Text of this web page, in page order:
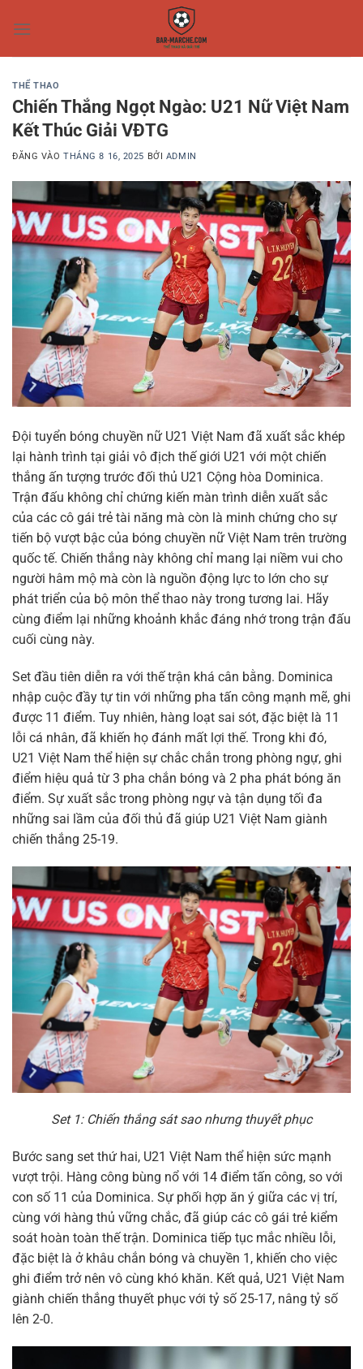
qua
THỂ THAO
Chiến Thắng Ngọt Ngào: U21 Nữ Việt Nam
Kết Thúc Giải VĐTG
ĐĂNG VÀOTHÁNG 8 16, 2025 BỞI ADMIN
Đội tuyển bóng chuyền nữ U21 Việt Nam đã xuất sắc khép
lại hành trình tại giải vô địch thế giới U21 với một chiến
thắng ấn tượng trước đối thủ U21 Cộng hòa Dominica.
Trận đấu không chỉ chứng kiến màn trình diễn xuất sắc
của các cô gái trẻ tài năng mà còn là minh chứng cho sự
tiến bộ vượt bậc của bóng chuyền nữ Việt Nam trên trường
quốc tế. Chiến thắng này không chỉ mang lại niềm vui cho
người hâm mộ mà còn là nguồn động lực to lớn cho sự
phát triển của bộ môn thể thao này trong tương lai. Hãy
cùng điểm lại những khoảnh khắc đáng nhớ trong trận đấu
cuối cùng này.
Set đầu tiên diễn ra với thế trận khá cân bằng. Dominica
nhập cuộc đầy tự tin với những pha tấn công mạnh mẽ, ghi
được 11 điểm. Tuy nhiên, hàng loạt sai sót, đặc biệt là 11
lỗi cá nhân, đã khiến họ đánh mất lợi thế. Trong khi đó,
U21 Việt Nam thể hiện sự chắc chắn trong phòng ngự, ghi
điểm hiệu quả từ 3 pha chắn bóng và 2 pha phát bóng ăn
điểm. Sự xuất sắc trong phòng ngự và tận dụng tối đa
những sai lầm của đối thủ đã giúp U21 Việt Nam giành
chiến thắng 25-19.
Set 1: Chiến thắng sát sao nhưng thuyết phục
Bước sang set thứ hai, U21 Việt Nam thể hiện sức mạnh
vượt trội. Hàng công bùng nổ với 14 điểm tấn công, so với
con số 11 của Dominica. Sự phối hợp ăn ý giữa các vị trí,
cùng với hàng thủ vững chắc, đã giúp các cô gái trẻ kiểm
soát hoàn toàn thế trận. Dominica tiếp tục mắc nhiều lỗi,
đặc biệt là ở khâu chắn bóng và chuyền 1, khiến cho việc
ghi điểm trở nên vô cùng khó khăn. Kết quả, U21 Việt Nam
giành chiến thắng thuyết phục với tỷ số 25-17, nâng tỷ số
lên 2-0.